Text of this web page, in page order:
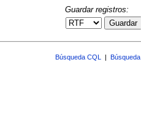
Guardar registros:
Guardar
Búsqueda CQL